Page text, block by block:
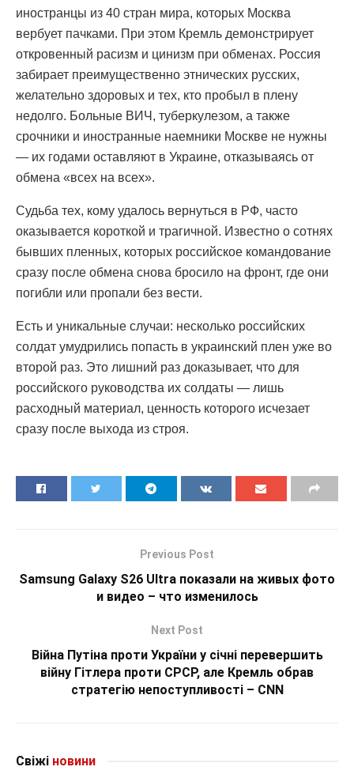
иностранцы из 40 стран мира, которых Москва
вербует пачками. При этом Кремль демонстрирует
откровенный расизм и цинизм при обменах. Россия
забирает преимущественно этнических русских,
желательно здоровых и тех, кто пробыл в плену
недолго. Больные ВИЧ, туберкулезом, а также
срочники и иностранные наемники Москве не нужны
— их годами оставляют в Украине, отказываясь от
обмена «всех на всех».
Судьба тех, кому удалось вернуться в РФ, часто
оказывается короткой и трагичной. Известно о сотнях
бывших пленных, которых российское командование
сразу после обмена снова бросило на фронт, где они
погибли или пропали без вести.
Есть и уникальные случаи: несколько российских
солдат умудрились попасть в украинский плен уже во
второй раз. Это лишний раз доказывает, что для
российского руководства их солдаты — лишь
расходный материал, ценность которого исчезает
сразу после выхода из строя.
Previous Post
Samsung Galaxy S26 Ultra показали на живых фото
и видео – что изменилось
Next Post
Війна Путіна проти України у січні перевершить
війну Гітлера проти СРСР, але Кремль обрав
стратегію непоступливості – CNN
Свіжі новини